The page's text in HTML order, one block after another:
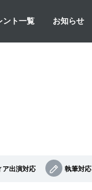
ント一覧 お知らせ
ア出演対応 執筆対応